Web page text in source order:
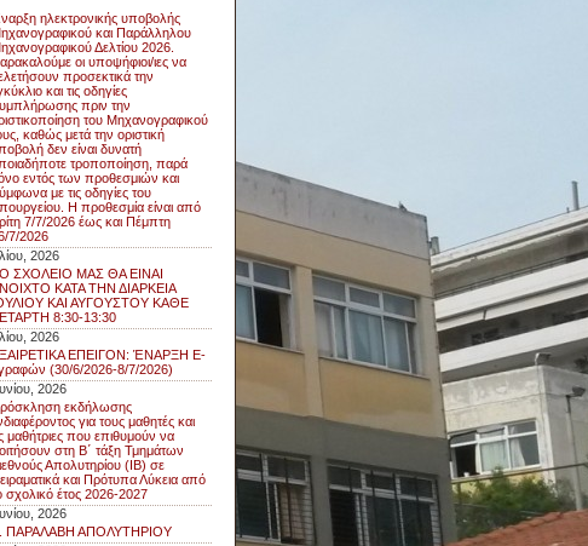
ηλεκτρονικής υποβολής
και Παράλληλου
Δελτίου 2026.
οι υποψήφιοι/ιες να
προσεκτικά την
και τις οδηγίες
πριν την
του Μηχανογραφικού
καθώς μετά την οριστική
δεν είναι δυνατή
τροποποίηση, παρά
εντός των προθεσμιών και
με τις οδηγίες του
Η προθεσμία είναι από
7/7/2026 έως και Πέμπτη
7/2026
2026
ΣΧΟΛΕΙΟ ΜΑΣ ΘΑ ΕΙΝΑΙ
ΚΑΤΑ ΤΗΝ ΔΙΑΡΚΕΙΑ
ΚΑΙ ΑΥΓΟΥΣΤΟΥ ΚΑΘΕ
8:30-13:30
2026
ΕΠΕΙΓΟΝ: ΈΝΑΡΞΗ E-
(30/6/2026-8/7/2026)
2026
εκδήλωσης
για τους μαθητές και
μαθήτριες που επιθυμούν να
στη Β΄ τάξη Τμημάτων
Απολυτηρίου (IB) σε
και Πρότυπα Λύκεια από
σχολικό έτος 2026-2027
2026
ΠΑΡΑΛΑΒΗ ΑΠΟΛΥΤΗΡΙΟΥ